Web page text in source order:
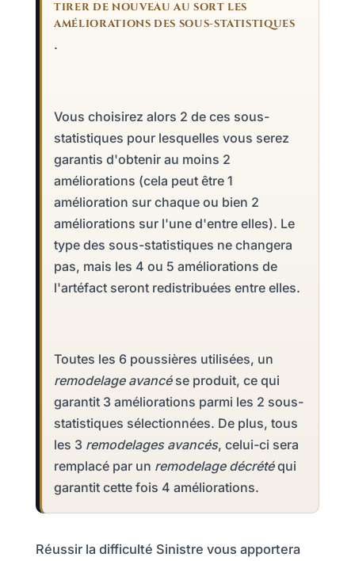
TIRER DE NOUVEAU AU SORT LES
AMÉLIORATIONS DES SOUS-STATISTIQUES
.
Vous choisirez alors 2 de ces sous-
statistiques pour lesquelles vous serez
garantis d'obtenir au moins 2
améliorations (cela peut être 1
amélioration sur chaque ou bien 2
améliorations sur l'une d'entre elles). Le
type des sous-statistiques ne changera
pas, mais les 4 ou 5 améliorations de
l'artéfact seront redistribuées entre elles.
Toutes les 6 poussières utilisées, un
remodelage avancése produit, ce qui
garantit 3 améliorations parmi les 2 sous-
statistiques sélectionnées. De plus, tous
les 3 remodelages avancés, celui-ci sera
remplacé par un remodelage décrétéqui
garantit cette fois 4 améliorations.
Réussir la difficulté Sinistre vous apportera